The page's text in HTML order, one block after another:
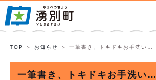
TOP お知らせ 一筆書き、トキドキお手洗い…
一筆書き、トキドキお手洗い…